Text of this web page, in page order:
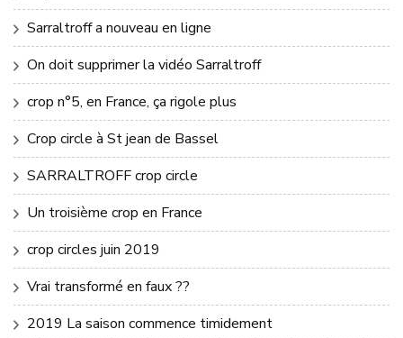
Sarraltroff a nouveau en ligne
On doit supprimer la vidéo Sarraltroff
crop n°5, en France, ça rigole plus
Crop circle à St jean de Bassel
SARRALTROFF crop circle
Un troisième crop en France
crop circles juin 2019
Vrai transformé en faux ??
2019 La saison commence timidement